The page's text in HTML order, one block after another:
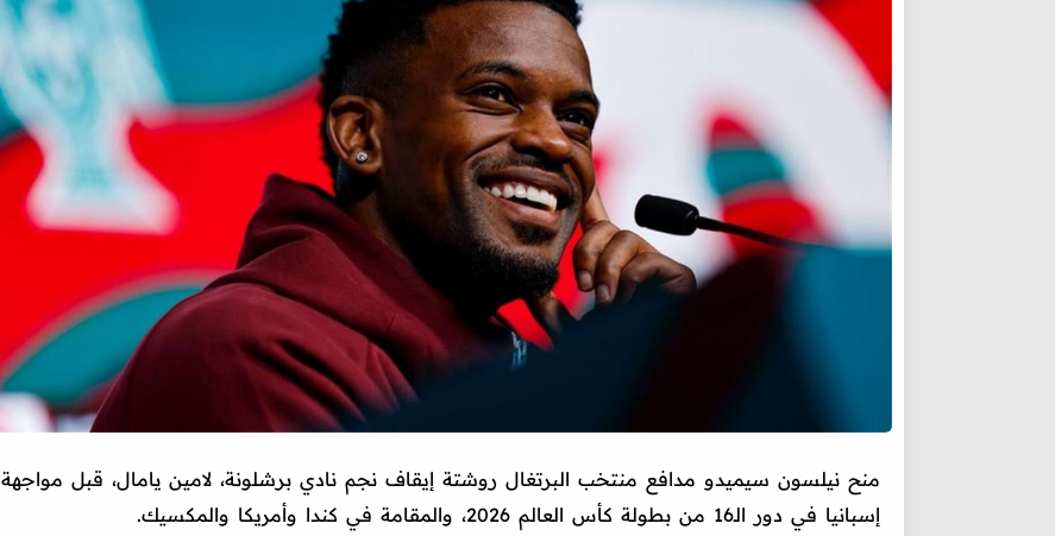
منح نيلسون سيميدو مدافع منتخب البرتغال روشتة إيقاف نجم نادي برشلونة، لامين يامال، قبل مواجهة
إسبانيا في دور الـ16 من بطولة كأس العالم 2026، والمقامة في كندا وأمريكا والمكسيك.